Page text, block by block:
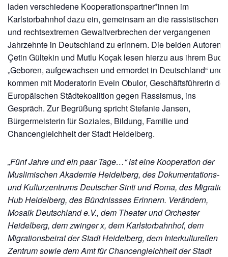
laden verschiedene Kooperationspartner*innen im
Karlstorbahnhof dazu ein, gemeinsam an die rassistischen
und rechtsextremen Gewaltverbrechen der vergangenen
Jahrzehnte in Deutschland zu erinnern. Die beiden Autoren
Çetin Gültekin und Mutlu Koçak lesen hierzu aus ihrem Buch
„Geboren, aufgewachsen und ermordet in Deutschland“ und
kommen mit Moderatorin Evein Obulor, Geschäftsführerin der
Europäischen Städtekoalition gegen Rassismus, ins
Gespräch. Zur Begrüßung spricht Stefanie Jansen,
Bürgermeisterin für Soziales, Bildung, Familie und
Chancengleichheit der Stadt Heidelberg.
„Fünf Jahre und ein paar Tage…“ ist eine Kooperation der
Muslimischen Akademie Heidelberg, des Dokumentations-
und Kulturzentrums Deutscher Sinti und Roma, des Migration
Hub Heidelberg, des Bündnissses Erinnern. Verändern,
Mosaik Deutschland e.V., dem Theater und Orchester
Heidelberg, dem zwinger x, dem Karlstorbahnhof, dem
Migrationsbeirat der Stadt Heidelberg, dem Interkulturellen
Zentrum sowie dem Amt für Chancengleichheit der Stadt